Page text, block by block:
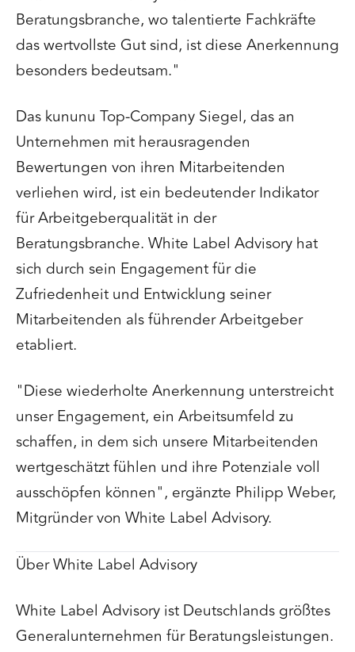
Beratungsbranche, wo talentierte Fachkräfte
das wertvollste Gut sind, ist diese Anerkennung
besonders bedeutsam."
Das kununu Top-Company Siegel, das an
Unternehmen mit herausragenden
Bewertungen von ihren Mitarbeitenden
verliehen wird, ist ein bedeutender Indikator
für Arbeitgeberqualität in der
Beratungsbranche. White Label Advisory hat
sich durch sein Engagement für die
Zufriedenheit und Entwicklung seiner
Mitarbeitenden als führender Arbeitgeber
etabliert.
"Diese wiederholte Anerkennung unterstreicht
unser Engagement, ein Arbeitsumfeld zu
schaffen, in dem sich unsere Mitarbeitenden
wertgeschätzt fühlen und ihre Potenziale voll
ausschöpfen können", ergänzte Philipp Weber,
Mitgründer von White Label Advisory.
Über White Label Advisory
White Label Advisory ist Deutschlands größtes
Generalunternehmen für Beratungsleistungen.